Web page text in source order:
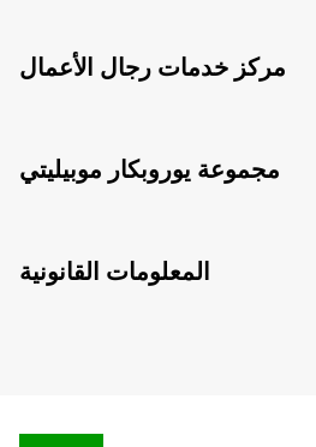
مركز خدمات رجال الأعمال
مجموعة يوروبكار موبيليتي
المعلومات القانونية